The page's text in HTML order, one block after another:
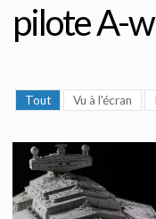
pilote A-
Tout Vu à l'écran